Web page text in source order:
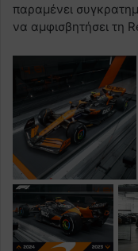
παραμένει
να αμφισβητήσει τη